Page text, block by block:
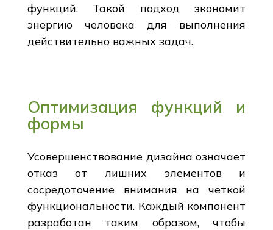
функций. Такой подход экономит
энергию человека для выполнения
действительно важных задач.
Оптимизация функций и
формы
Усовершенствование дизайна означает
отказ от лишних элементов и
сосредоточение внимания на четкой
функциональности. Каждый компонент
разработан таким образом, чтобы